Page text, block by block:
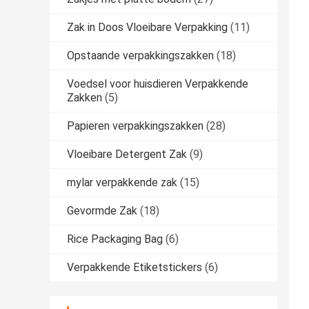
Zak in Doos Vloeibare Verpakking (11)
Opstaande verpakkingszakken (18)
Voedsel voor huisdieren Verpakkende
Zakken (5)
Papieren verpakkingszakken (28)
Vloeibare Detergent Zak (9)
mylar verpakkende zak (15)
Gevormde Zak (18)
Rice Packaging Bag (6)
Verpakkende Etiketstickers (6)